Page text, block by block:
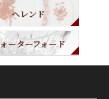
ヘレンド
ーターフォード